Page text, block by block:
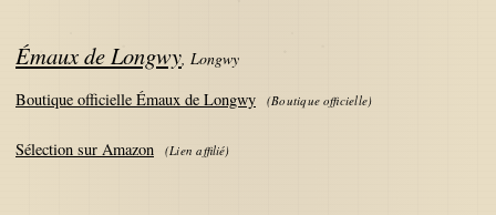
Émaux de Longwy, Longwy
Boutique officielle Émaux de Longwy
(Boutique officielle)
Sélection sur Amazon (Lien affilié)